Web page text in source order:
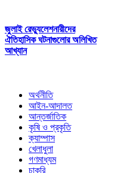
জুলাই রেভ্যুলেশনারীদের
ঐতিহাসিক ঘটনাগুলোর অলিখিত
আখ্যান
অর্থনীতি
আইন-আদালত
আন্তর্জাতিক
কৃষি ও প্রকৃতি
ক্যাম্পাস
খেলাধুলা
গণমাধ্যম
চাকরি